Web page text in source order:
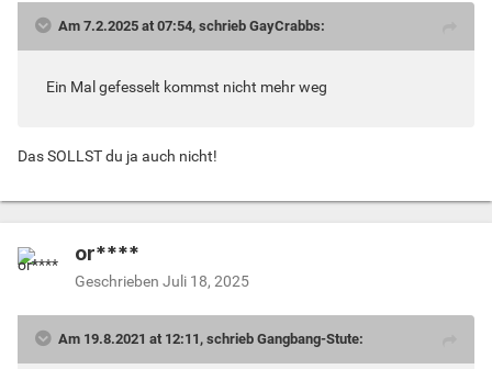
Am 7.2.2025 at 07:54, schrieb GayCrabbs:
Ein Mal gefesselt kommst nicht mehr weg
Das SOLLST du ja auch nicht!
or****
Geschrieben Juli 18, 2025
Am 19.8.2021 at 12:11, schrieb Gangbang-Stute: